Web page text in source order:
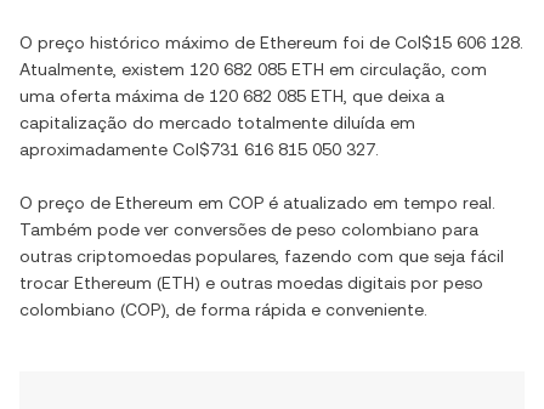
O preço histórico máximo de Ethereum foi de Col$15 606 128
Atualmente, existem 120 682 085 ETH em circulação, com
uma oferta máxima de 120 682 085 ETH , que deixa a
capitalização do mercado totalmente diluída em
aproximadamente Col$731 616 815 050 327
O preço de Ethereum em COP é atualizado em tempo real.
Também pode ver conversões de peso colombiano para
outras criptomoedas populares, fazendo com que seja fácil
trocar Ethereum (ETH) e outras moedas digitais por peso
colombiano (COP), de forma rápida e conveniente.